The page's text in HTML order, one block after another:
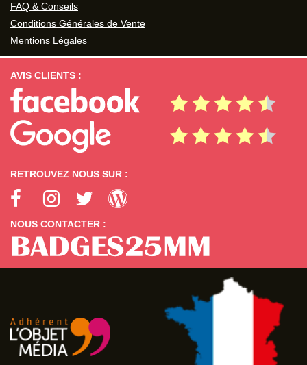
FAQ & Conseils
Conditions Générales de Vente
Mentions Légales
AVIS CLIENTS :
RETROUVEZ NOUS SUR :
NOUS CONTACTER :